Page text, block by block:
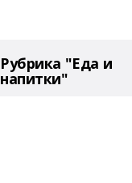
Рубрика "Еда и
напитки"